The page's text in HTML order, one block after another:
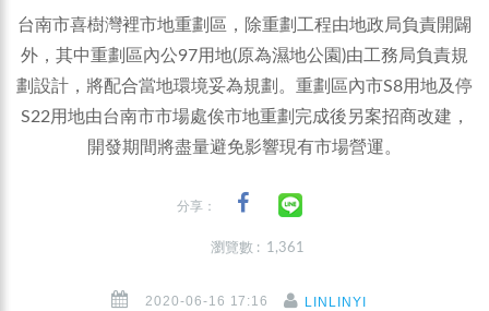
台南市喜樹灣裡市地重劃區，除重劃工程由地政局負責開闢
外，其中重劃區內公97用地(原為濕地公園)由工務局負責規
劃設計，將配合當地環境妥為規劃。重劃區內市S8用地及停
S22用地由台南市市場處俟市地重劃完成後另案招商改建，
開發期間將盡量避免影響現有市場營運。
分享：
瀏覽數 : 1,361
2020-06-16 17:16 LINLINYI